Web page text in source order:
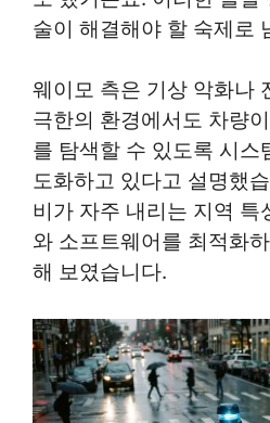
술이 해결해야 할 숙제로
웨이모 측은 기상 악화나
극한의 환경에서도 차량
를 탐색할 수 있도록 시스
도화하고 있다고 설명했
비가 자주 내리는 지역 특
와 소프트웨어를 최적화
해 보였습니다.